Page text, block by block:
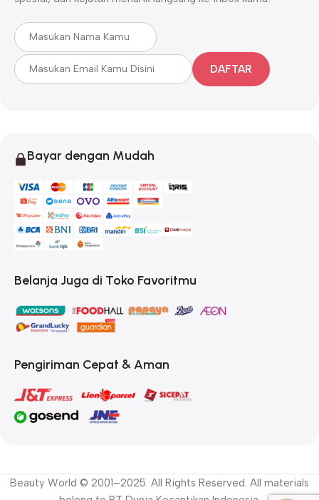
DAFTAR
Bayar dengan Mudah
Belanja Juga di Toko Favoritmu
Pengiriman Cepat & Aman
Beauty World © 2001–2025. All Rights Reserved. All materials